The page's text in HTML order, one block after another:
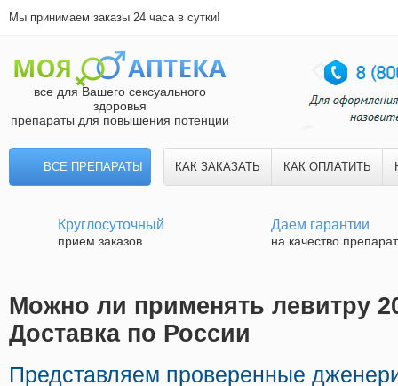
Мы принимаем заказы 24 часа в сутки!
все для Вашего сексуального
здоровья
препараты для повышения потенции
ВСЕ ПРЕПАРАТЫ КАК ЗАКАЗАТЬ КАК ОПЛАТИТЬ
Круглосуточный
прием заказов
Даем гарантии
на качество
Можно ли применять левитру
Доставка по России
Представляем проверенные